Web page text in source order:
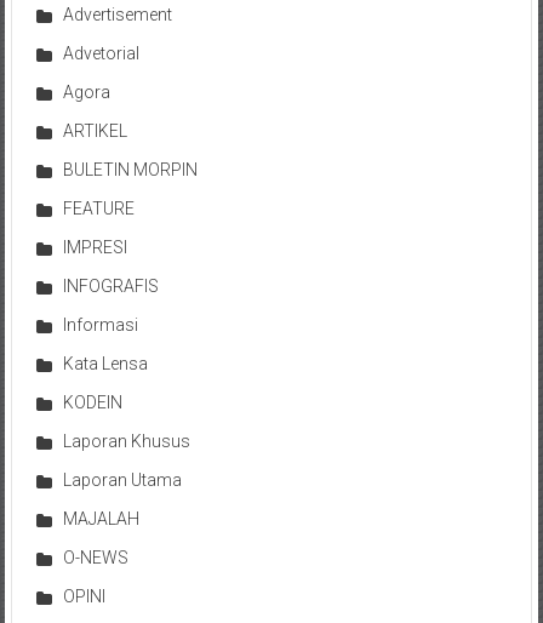
Advertisement
Advetorial
Agora
ARTIKEL
BULETIN MORPIN
FEATURE
IMPRESI
INFOGRAFIS
Informasi
Kata Lensa
KODEIN
Laporan Khusus
Laporan Utama
MAJALAH
O-NEWS
OPINI